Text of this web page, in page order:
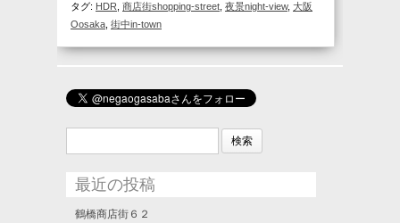
タグ: HDR 商店街shopping-street 夜景night-view, 大阪
Oosaka 街中in-town
検
最近の投稿
鶴橋商店街６２